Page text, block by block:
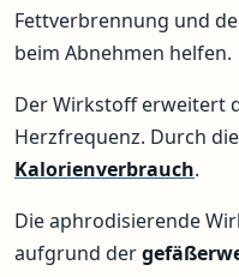
Fettverbrennung und
beim Abnehmen helfen.
Der Wirkstoff erweitert
Herzfrequenz. Durch
Kalorienverbrauch.
Die aphrodisierende
aufgrund der